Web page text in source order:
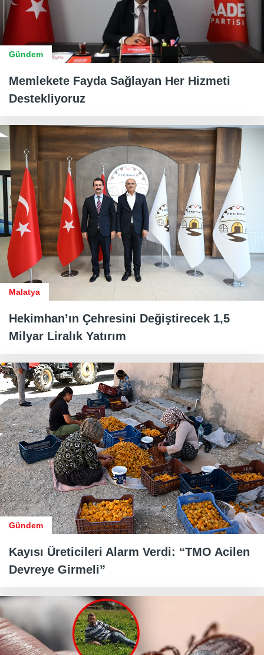
Gündem
Memlekete Fayda Sağlayan Her Hizmeti
Destekliyoruz
Malatya
Hekimhan’ın Çehresini Değiştirecek 1,5
Milyar Liralık Yatırım
Gündem
Kayısı Üreticileri Alarm Verdi: “TMO Acilen
Devreye Girmeli”